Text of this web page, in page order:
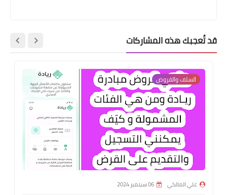
قد تُعجبك هذه المشاركات
السلف والقروض
علي المالكي 06 سبتمبر 2024